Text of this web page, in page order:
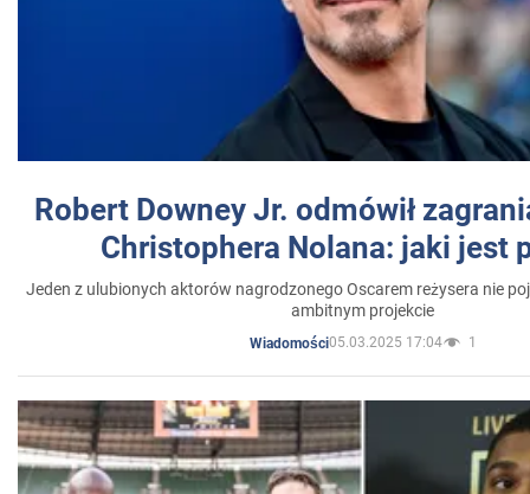
Robert Downey Jr. odmówił
Christophera Nolana: jaki jest
Jeden z ulubionych aktorów nagrodzonego Oscarem reżysera nie
ambitnym projekcie
Wiadomości05.03.2025 17:04 1